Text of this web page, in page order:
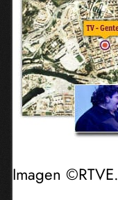
Imagen ©RTVE.